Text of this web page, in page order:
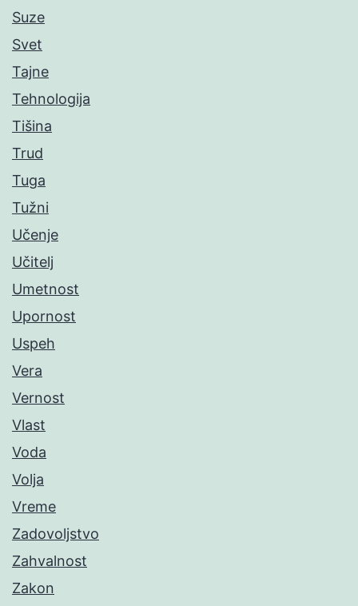
Suze
Svet
Tajne
Tehnologija
Tišina
Trud
Tuga
Tužni
Učenje
Učitelj
Umetnost
Upornost
Uspeh
Vera
Vernost
Vlast
Voda
Volja
Vreme
Zadovoljstvo
Zahvalnost
Zakon